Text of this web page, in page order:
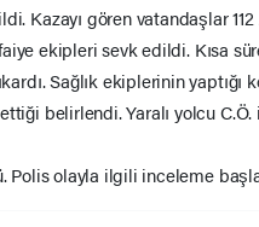
Kazayı gören vatandaşlar
ekipleri sevk edildi. Kısa
Sağlık ekiplerinin
belirlendi. Yaralı yolcu
Polis olayla ilgili inceleme